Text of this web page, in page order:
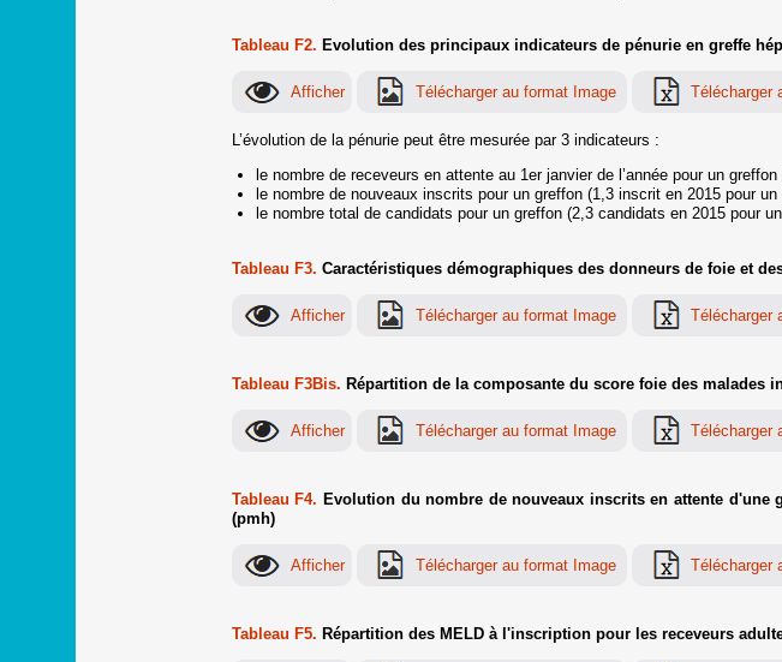
Tableau F2. Evolution des principaux indicateurs de pénurie en greffe
L’évolution de la pénurie peut être mesurée par 3 indicateurs :
le nombre de receveurs en attente au 1er janvier de l’année pour un
le nombre de nouveaux inscrits pour un greffon (1,3 inscrit en 2015 pour
le nombre total de candidats pour un greffon (2,3 candidats en 2015 pour
Tableau F3. Caractéristiques démographiques des donneurs de foie et
Tableau F3Bis. Répartition de la composante du score foie des malades
Tableau F4. Evolution du nombre de nouveaux inscrits en attente
(pmh)
Tableau F5. Répartition des MELD à l'inscription pour les receveurs